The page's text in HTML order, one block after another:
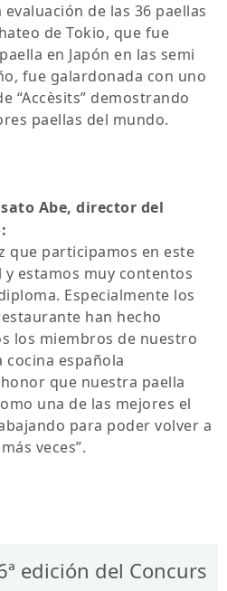
de las 36 paellas
de Tokio, que fue
en Japón en las semi
fue galardonada con uno
“Accèsits” demostrando
paellas del mundo.
Abe, director del
que participamos en este
estamos muy contentos
Especialmente los
han hecho
los miembros de nuestro
española
que nuestra paella
una de las mejores el
para poder volver a
veces”.
edición del Concurs